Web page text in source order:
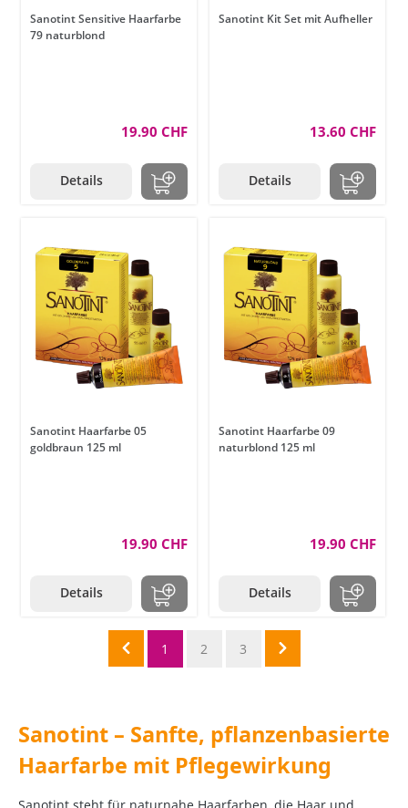
Sanotint Sensitive Haarfarbe
79 naturblond
19.90 CHF
Details
Sanotint Kit Set mit Aufheller
13.60 CHF
Details
Sanotint Haarfarbe 05
goldbraun 125 ml
19.90 CHF
Details
Sanotint Haarfarbe 09
naturblond 125 ml
19.90 CHF
Details
1 2 3
Sanotint – Sanfte, pflanzenbasierte
Haarfarbe mit Pflegewirkung